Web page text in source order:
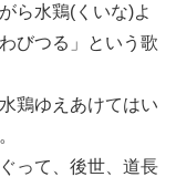
ら水鶏(くいな)よ
びつる」という歌
鶏ゆえあけてはい
って、後世、道長